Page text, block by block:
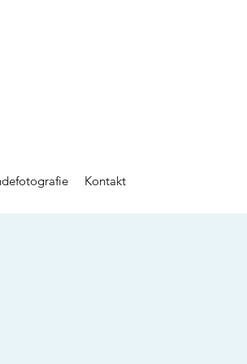
Kontakt